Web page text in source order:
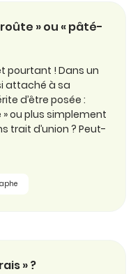
» ou « pâté-
pourtant ! Dans un
attaché à sa
d’être posée :
ou plus simplement
trait d’union ? Peut-
» ?